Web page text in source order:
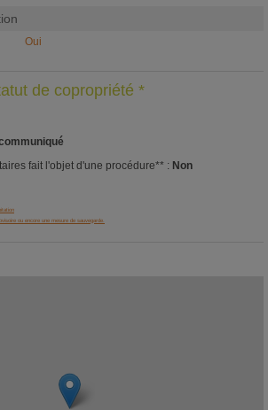
Oui
de copropriété *
fait l'objet d'une procédure** : Non
ou encore une mesure de sauvegarde.